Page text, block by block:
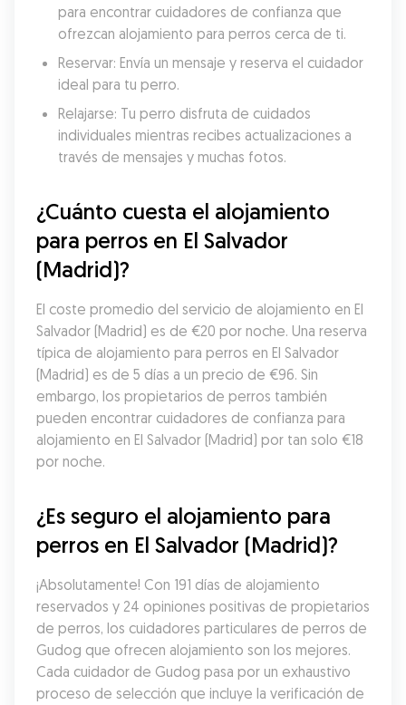
para encontrar cuidadores de confianza que
ofrezcan alojamiento para perros cerca de ti.
Reservar: Envía un mensaje y reserva el cuidador
ideal para tu perro.
Relajarse: Tu perro disfruta de cuidados
individuales mientras recibes actualizaciones a
través de mensajes y muchas fotos.
¿Cuánto cuesta el alojamiento
para perros en El Salvador
(Madrid)?
El coste promedio del servicio de alojamiento en El
Salvador (Madrid) es de €20 por noche. Una reserva
típica de alojamiento para perros en El Salvador
(Madrid) es de 5 días a un precio de €96. Sin
embargo, los propietarios de perros también
pueden encontrar cuidadores de confianza para
alojamiento en El Salvador (Madrid) por tan solo €18
por noche.
¿Es seguro el alojamiento para
perros en El Salvador (Madrid)?
¡Absolutamente! Con 191 días de alojamiento
reservados y 24 opiniones positivas de propietarios
de perros, los cuidadores particulares de perros de
Gudog que ofrecen alojamiento son los mejores.
Cada cuidador de Gudog pasa por un exhaustivo
proceso de selección que incluye la verificación de